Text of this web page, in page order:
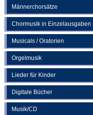
Männerchorsätze
Chormusik in Einzelausgaben
Musicals / Oratorien
Orgelmusik
Lieder für Kinder
Digitale Bücher
Musik/CD